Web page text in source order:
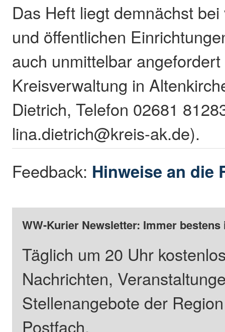
Das Heft liegt demnächst
und öffentlichen
auch unmittelbar
Kreisverwaltung in
Dietrich, Telefon 02681
lina.dietrich@kreis-ak.de).
Feedback: Hinweise an die
WW-Kurier Newsletter: Immer
Täglich um 20 Uhr
Nachrichten,
Stellenangebote der
Postfach.